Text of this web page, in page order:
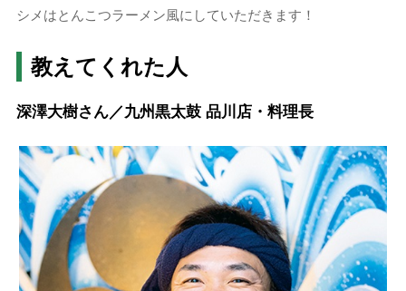
シメはとんこつラーメン風にしていただきます！
教えてくれた人
深澤大樹さん／九州黒太鼓 品川店・料理長